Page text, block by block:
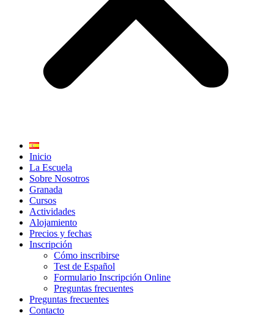
Inicio
La Escuela
Sobre Nosotros
Granada
Cursos
Actividades
Alojamiento
Precios y fechas
Inscripción
Cómo inscribirse
Test de Español
Formulario Inscripción Online
Preguntas frecuentes
Preguntas frecuentes
Contacto